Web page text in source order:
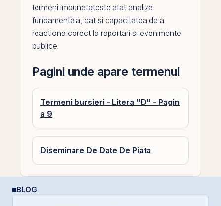
termeni imbunatateste atat analiza
fundamentala, cat si capacitatea de a
reactiona corect la raportari si evenimente
publice.
Pagini unde apare termenul
Termeni bursieri - Litera "D" - Pagin
a 9
Diseminare De Date De Piata
BLOG